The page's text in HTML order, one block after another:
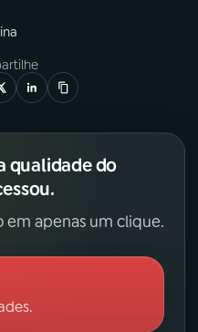
qualidade do
em apenas um clique.